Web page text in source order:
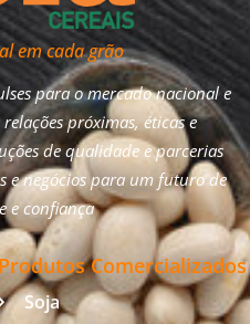
em cada grão
para o mercado nacional e
próximas, éticas e
de qualidade e parcerias
e negócios para um futuro de
e confiança
Comercializados
Soja